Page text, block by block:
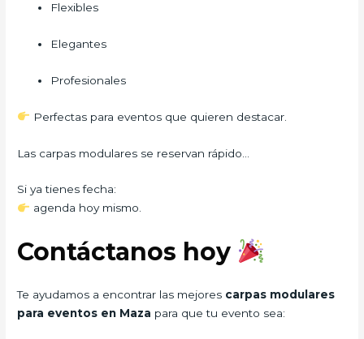
Flexibles
Elegantes
Profesionales
Perfectas para eventos que quieren destacar.
Las carpas modulares se reservan rápido…
Si ya tienes fecha:
agenda hoy mismo.
Contáctanos hoy
Te ayudamos a encontrar las mejores carpas modulares
para eventos en Maza para que tu evento sea: